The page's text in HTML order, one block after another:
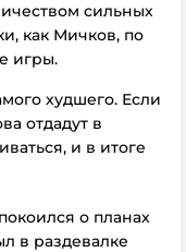
сильных
как Мичков, по
игры.
худшего. Если
отдадут в
и в итоге
о планах
в раздевалке